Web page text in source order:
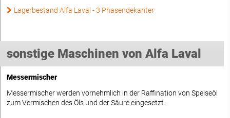
Lagerbestand Alfa Laval - 3 Phasendekanter
sonstige Maschinen von Alfa Laval
Messermischer
Messermischer werden vornehmlich in der Raffination von Speiseöl
zum Vermischen des Öls und der Säure eingesetzt.